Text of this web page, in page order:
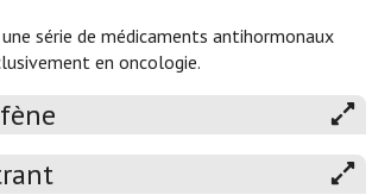
série de médicaments antihormonaux
en oncologie.